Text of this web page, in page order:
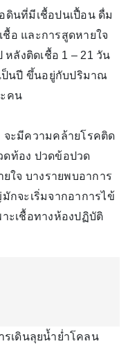
ดินที่มีเชื้อปนเปื้อน ดื่ม
อ และการสูดหายใจ
หลังติดเชื้อ 1 – 21 วัน
ป็นปี ขึ้นอยู่กับปริมาณ
คน
ะมีความคล้ายโรคติด
ดท้อง ปวดข้อปวด
ใจ บางรายพบอาการ
กจะเริ่มจากอาการไข้
ะเชื้อทางห้องปฏิบัติ
รเดินลุยน้ำย่ำโคลน